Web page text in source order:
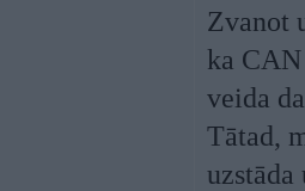
Zvanot
ka CAN
veida
Tātad,